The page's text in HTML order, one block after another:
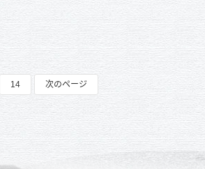
14 次のページ